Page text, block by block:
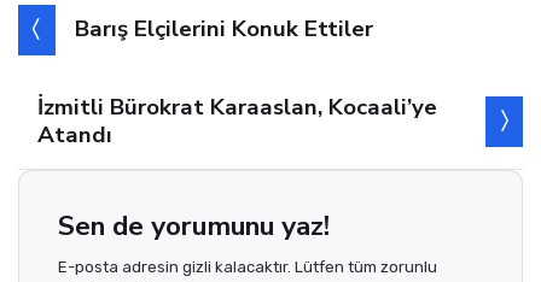
Barış Elçilerini Konuk Ettiler
İzmitli Bürokrat Karaaslan, Kocaali’ye
Atandı
Sen de yorumunu yaz!
E-posta adresin gizli kalacaktır. Lütfen tüm zorunlu